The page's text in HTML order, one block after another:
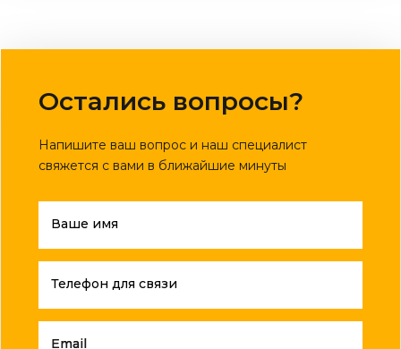
Остались вопросы?
Напишите ваш вопрос и наш специалист
свяжется с вами в ближайшие минуты
Ваше имя
Телефон для связи
Email